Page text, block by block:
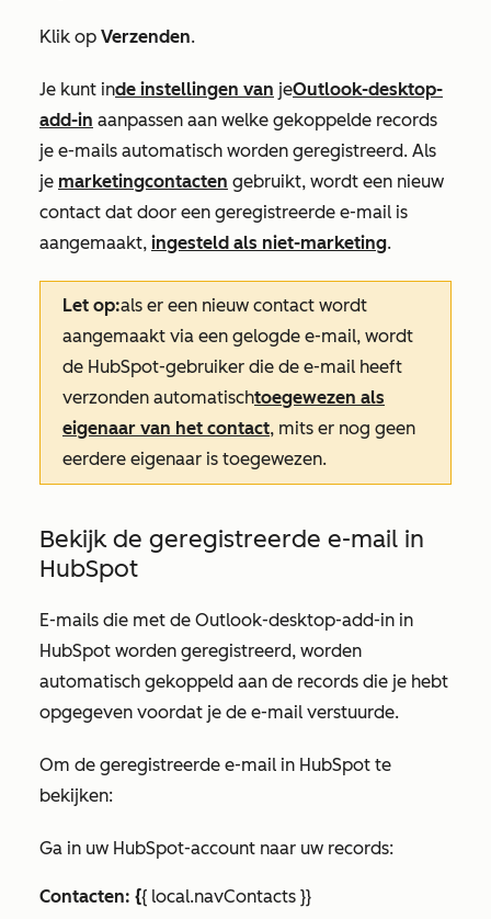
Klik op Verzenden.
Je kunt inde instellingen van jeOutlook-desktop-
add-in aanpassen aan welke gekoppelde records
je e-mails automatisch worden geregistreerd. Als
je marketingcontacten gebruikt, wordt een nieuw
contact dat door een geregistreerde e-mail is
aangemaakt, ingesteld als niet-marketing.
Let op:als er een nieuw contact wordt
aangemaakt via een gelogde e-mail, wordt
de HubSpot-gebruiker die de e-mail heeft
verzonden automatischtoegewezen als
eigenaar van het contact, mits er nog geen
eerdere eigenaar is toegewezen.
Bekijk de geregistreerde e-mail in
HubSpot
E-mails die met de Outlook-desktop-add-in in
HubSpot worden geregistreerd, worden
automatisch gekoppeld aan de records die je hebt
opgegeven voordat je de e-mail verstuurde.
Om de geregistreerde e-mail in HubSpot te
bekijken:
Ga in uw HubSpot-account naar uw records:
Contacten: {{ local.navContacts }}